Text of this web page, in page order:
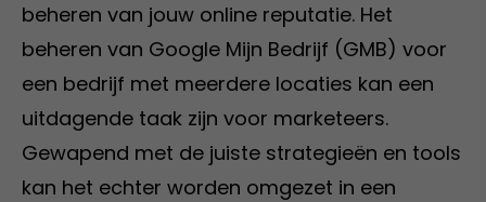
beheren van jouw online reputatie. Het
beheren van Google Mijn Bedrijf (GMB) voor
een bedrijf met meerdere locaties kan een
uitdagende taak zijn voor marketeers.
Gewapend met de juiste strategieën en tools
kan het echter worden omgezet in een